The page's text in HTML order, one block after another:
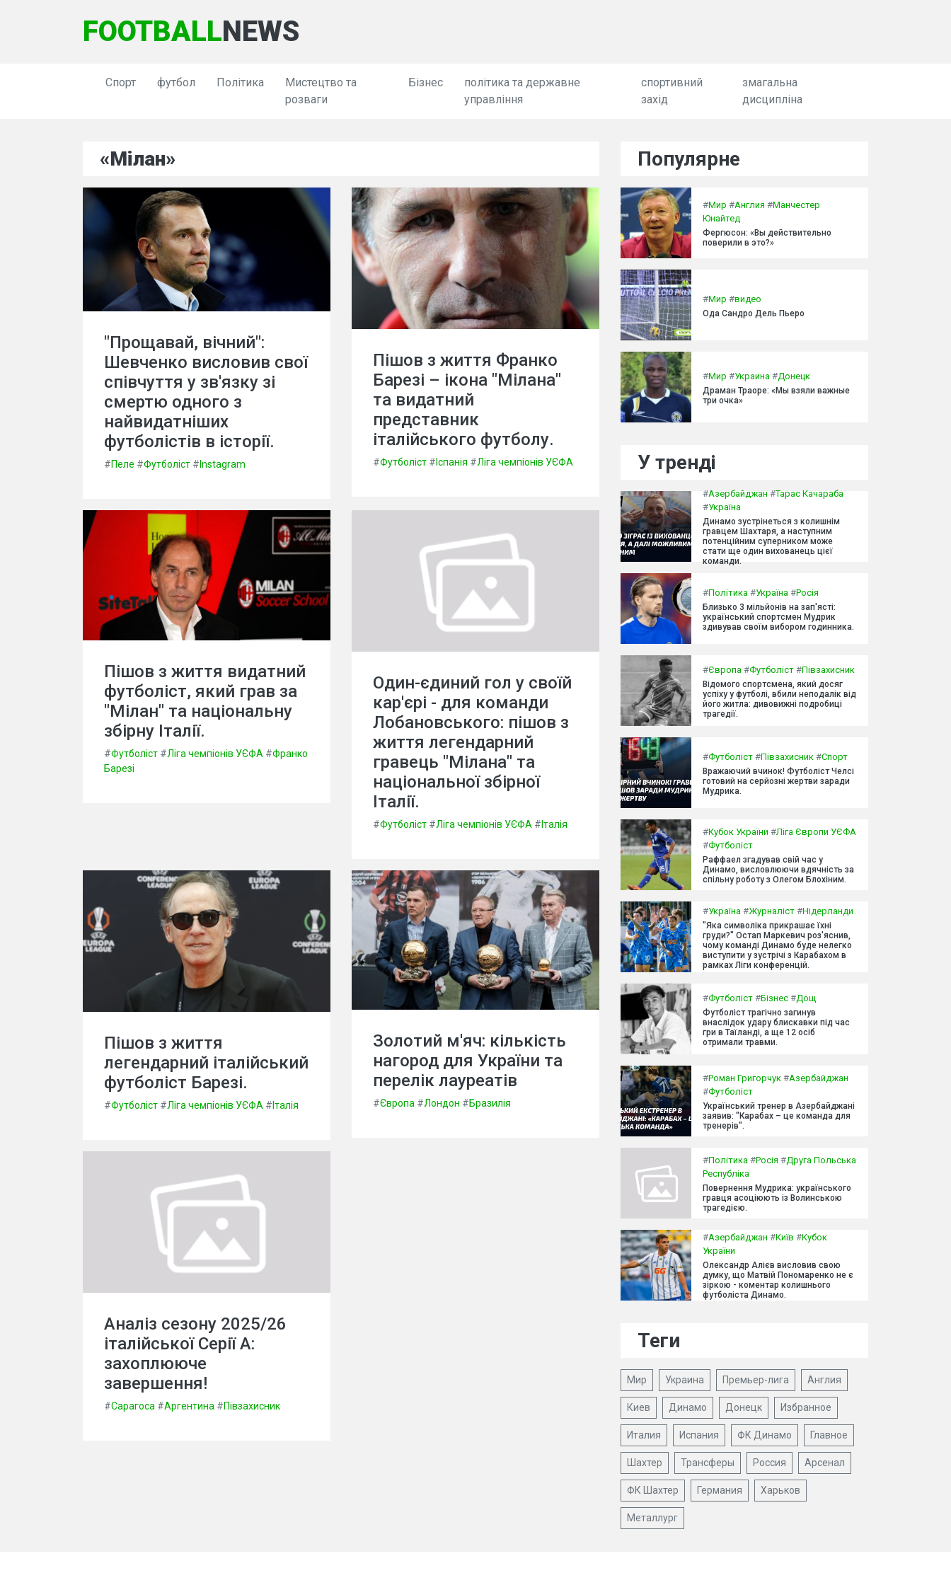
FOOTBALLNEWS
Спорт футбол Політика
Мистецтво та
розваги
Бізнес
політика та державне
управління
спортивний
захід
змагальна
дисципліна
«Мілан»
"Прощавай, вічний":
Шевченко висловив свої
співчуття у зв'язку зі
смертю одного з
найвидатніших
футболістів в історії.
#Пеле #Футболіст # Instagram
Пішов з життя Франко
Барезі – ікона "Мілана"
та видатний
представник
італійського футболу.
#Футболіст # Іспанія #Ліга чемпіонів УЄФА
Пішов з життя видатний
футболіст, який грав за
"Мілан" та національну
збірну Італії.
#Футболіст #Ліга чемпіонів УЄФА #Франко
Барезі
Один-єдиний гол у своїй
кар'єрі - для команди
Лобановського: пішов з
життя легендарний
гравець "Мілана" та
національної збірної
Італії.
#Футболіст #Ліга чемпіонів УЄФА # Італія
Пішов з життя
легендарний італійський
футболіст Барезі.
#Футболіст #Ліга чемпіонів УЄФА # Італія
Золотий м'яч: кількість
нагород для України та
перелік лауреатів
#Європа #Лондон #Бразилія
Аналіз сезону 2025/26
італійської Серії А:
захоплююче
завершення!
#Сарагоса #Аргентина #Півзахисник
Популярне
#Мир #Англия #Манчестер
Юнайтед
Фергюсон: «Вы действительно
поверили в это?»
#Мир #видео
Ода Сандро Дель Пьеро
#Мир #Украина #Донецк
Драман Траоре: «Мы взяли важные
три очка»
У тренді
#Азербайджан #Тарас Качараба
#Україна
Динамо зустрінеться з колишнім
гравцем Шахтаря, а наступним
потенційним суперником може
стати ще один вихованець цієї
команди.
#Політика #Україна #Росія
Близько 3 мільйонів на зап'ясті:
український спортсмен Мудрик
здивував своїм вибором годинника.
#Європа #Футболіст #Півзахисник
Відомого спортсмена, який досяг
успіху у футболі, вбили неподалік від
його житла: дивовижні подробиці
трагедії.
#Футболіст #Півзахисник #Спорт
Вражаючий вчинок! Футболіст Челсі
готовий на серйозні жертви заради
Мудрика.
#Кубок України #Ліга Європи УЄФА
#Футболіст
Раффаел згадував свій час у
Динамо, висловлюючи вдячність за
спільну роботу з Олегом Блохіним.
#Україна #Журналіст #Нідерланди
"Яка символіка прикрашає їхні
груди?" Остап Маркевич роз'яснив,
чому команді Динамо буде нелегко
виступити у зустрічі з Карабахом в
рамках Ліги конференцій.
#Футболіст #Бізнес #Дощ
Футболіст трагічно загинув
внаслідок удару блискавки під час
гри в Таїланді, а ще 12 осіб
отримали травми.
#Роман Григорчук #Азербайджан
#Футболіст
Український тренер в Азербайджані
заявив: "Карабах – це команда для
тренерів".
#Політика #Росія #Друга Польська
Республіка
Повернення Мудрика: українського
гравця асоціюють із Волинською
трагедією.
#Азербайджан #Київ #Кубок
України
Олександр Алієв висловив свою
думку, що Матвій Пономаренко не є
зіркою - коментар колишнього
футболіста Динамо.
Теги
Мир Украина Премьер-лига Англия
Киев Динамо Донецк Избранное
Италия Испания ФК Динамо Главное
Шахтер Трансферы Россия Арсенал
ФК Шахтер Германия Харьков
Металлург